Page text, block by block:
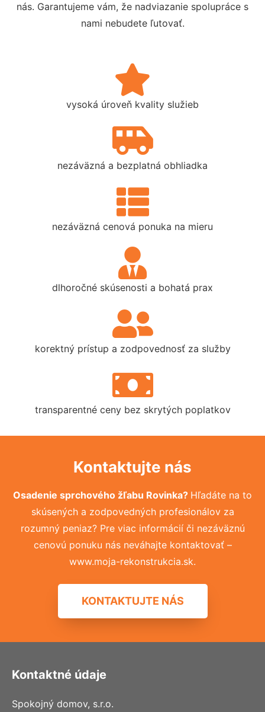
nás. Garantujeme vám, že nadviazanie spolupráce s
nami nebudete ľutovať.
vysoká úroveň kvality služieb
nezáväzná a bezplatná obhliadka
nezáväzná cenová ponuka na mieru
dlhoročné skúsenosti a bohatá prax
korektný prístup a zodpovednosť za služby
transparentné ceny bez skrytých poplatkov
Kontaktujte nás
Osadenie sprchového žľabu Rovinka? Hľadáte na to
skúsených a zodpovedných profesionálov za
rozumný peniaz? Pre viac informácií či nezáväznú
cenovú ponuku nás neváhajte kontaktovať –
www.moja-rekonstrukcia.sk.
KONTAKTUJTE NÁS
Kontaktné údaje
Spokojný domov, s.r.o.